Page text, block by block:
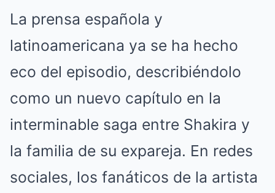
La prensa española y
latinoamericana ya se ha hecho
eco del episodio, describiéndolo
como un nuevo capítulo en la
interminable saga entre Shakira y
la familia de su expareja. En redes
sociales, los fanáticos de la artista